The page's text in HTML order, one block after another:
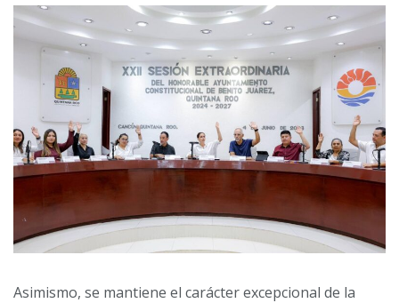
Asimismo, se mantiene el carácter excepcional de la